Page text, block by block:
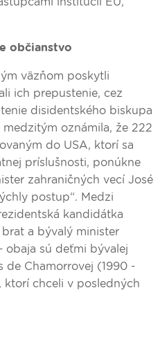
občianstvo
väzňom poskytli
ich prepustenie, cez
disidentského biskupa
oznámila, že 222
do USA, ktorí sa
príslušnosti, ponúkne
zahraničných vecí José
postup“. Medzi
kandidátka
a bývalý minister
obaja sú deťmi bývalej
de Chamorrovej (1990 -
ktorí chceli v posledných